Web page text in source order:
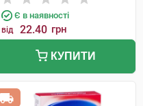
Є в наявності
від 22.40 грн
КУПИТИ